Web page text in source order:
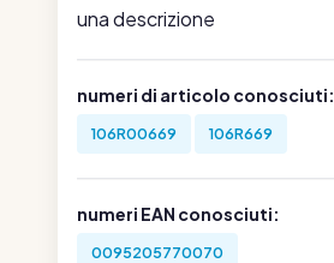
una descrizione
numeri di articolo conosciuti:
106R00669 106R669
numeri EAN conosciuti:
0095205770070